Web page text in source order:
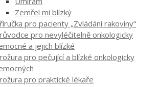
Zemřel mi blízký
pro pacienty „Zvládání rakoviny“
pro nevyléčitelně onkologicky
a jejich blízké
pro pečující a blízké onkologicky
pro praktické lékaře